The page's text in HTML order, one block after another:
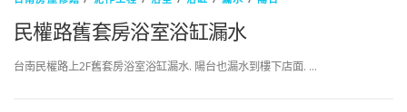
民權路舊套房浴室浴缸漏水
台南民權路上2F舊套房浴室浴缸漏水. 陽台也漏水到樓下店面. …